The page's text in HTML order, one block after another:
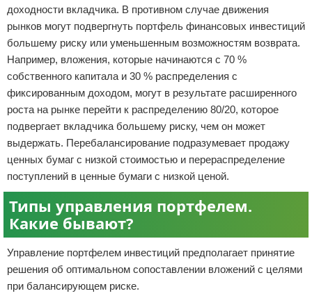
доходности вкладчика. В противном случае движения
рынков могут подвергнуть портфель финансовых инвестиций
большему риску или уменьшенным возможностям возврата.
Например, вложения, которые начинаются с 70 %
собственного капитала и 30 % распределения с
фиксированным доходом, могут в результате расширенного
роста на рынке перейти к распределению 80/20, которое
подвергает вкладчика большему риску, чем он может
выдержать. Перебалансирование подразумевает продажу
ценных бумаг с низкой стоимостью и перераспределение
поступлений в ценные бумаги с низкой ценой.
Типы управления портфелем.
Какие бывают?
Управление портфелем инвестиций предполагает принятие
решения об оптимальном сопоставлении вложений с целями
при балансирующем риске.